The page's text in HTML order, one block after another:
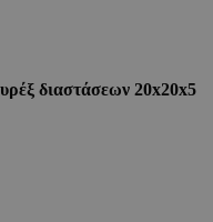
διαστάσεων 20x20x5